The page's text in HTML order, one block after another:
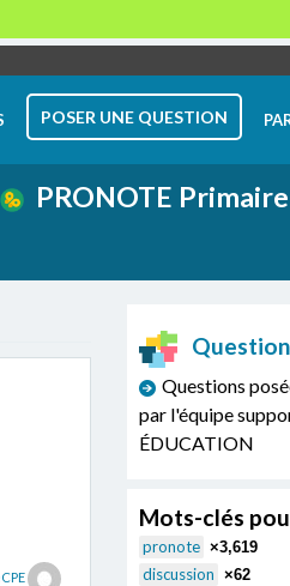
POSER UNE QUESTION
PRONOTE Primaire
Questions
par l'équipe
ÉDUCATION
Mots-clés
pronote ×3,619
discussion ×62